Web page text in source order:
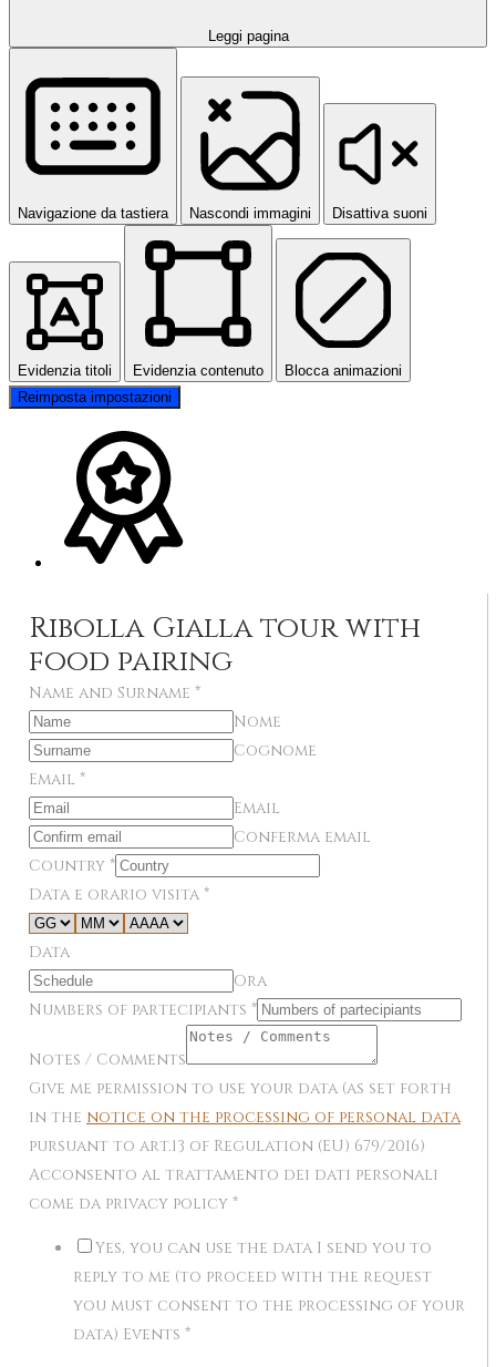
Leggi pagina
Navigazione da tastiera Nascondi immagini Disattiva suoni
Evidenzia titoli Evidenzia contenuto
Blocca animazioni
Reimposta impostazioni
Ribolla Gialla tour with
food pairing
Name and Surname *
Nome
Cognome
Email *
Email
Conferma email
Country *
Data e orario visita *
Data
Ora
Numbers of partecipiants *
Notes / Comments
Give me permission to use your data (as set forth
in the notice on the processing of personal data
pursuant to art.13 of Regulation (EU) 679/2016)
Acconsento al trattamento dei dati personali
come da privacy policy *
Yes, you can use the data I send you to
reply to me (to proceed with the request
you must consent to the processing of your
data) Events *